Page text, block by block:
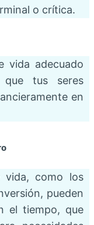
o crítica.
vida adecuado
que tus seres
en
vida, como los
pueden
el tiempo, que